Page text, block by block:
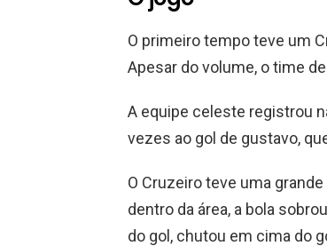
O primeiro tempo teve um
Apesar do volume, o time
A equipe celeste registrou
vezes ao gol de gustavo,
O Cruzeiro teve uma
dentro da área, a bola
do gol, chutou em cima do